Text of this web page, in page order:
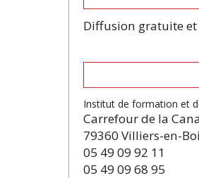
Diffusion gratuite et
Institut de formation et
Carrefour de la
79360 Villiers-en-
05 49 09 92 11
05 49 09 68 95